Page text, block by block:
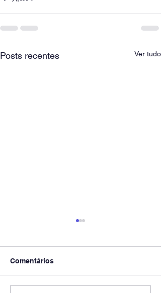
Posts recentes Ver tudo
Comentários